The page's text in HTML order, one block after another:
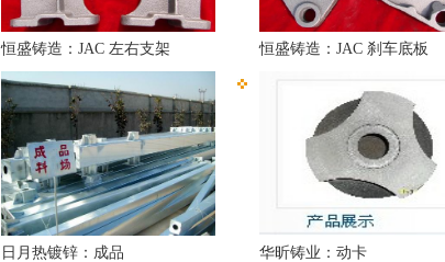
恒盛铸造：JAC 左右支架 恒盛铸造：JAC 刹车底板
日月热镀锌：成品 华昕铸业：动卡